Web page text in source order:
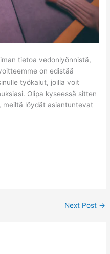
tietoa vedonlyönnistä,
on edistää
työkalut, joilla voit
Olipa kyseessä sitten
meiltä löydät asiantuntevat
Next Post →